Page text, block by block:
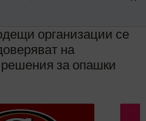
дещи организации се
оверяват на
решения за опашки